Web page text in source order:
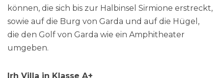
können, die sich bis zur Halbinsel Sirmione erstreckt,
sowie auf die Burg von Garda und auf die Hügel,
die den Golf von Garda wie ein Amphitheater
umgeben.
Irh Villa in Klasse A+